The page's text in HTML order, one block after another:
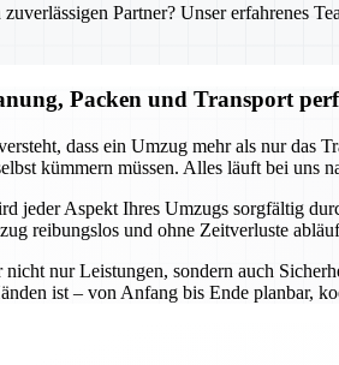
Partner? Unser erfahrenes
Packen und Transport
dass ein Umzug mehr als nur
kümmern müssen. Alles läuft bei uns
jeder Aspekt Ihres Umzugs sorgfältig
reibungslos und ohne Zeitverluste
nur Leistungen, sondern auch
ist – von Anfang bis Ende planbar,